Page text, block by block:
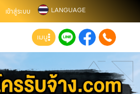
เข้าสู่ระบบ LANGUAGE
เมนู